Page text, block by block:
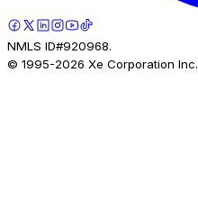
NMLS ID#920968.
© 1995-2026 Xe Corporation Inc.